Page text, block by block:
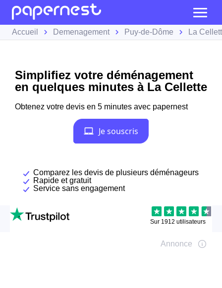
Accueil Demenagement Puy-de-Dôme La